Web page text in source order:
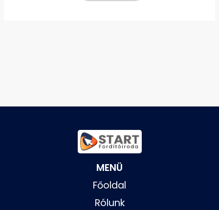
MENÜ
Főoldal
Rólunk